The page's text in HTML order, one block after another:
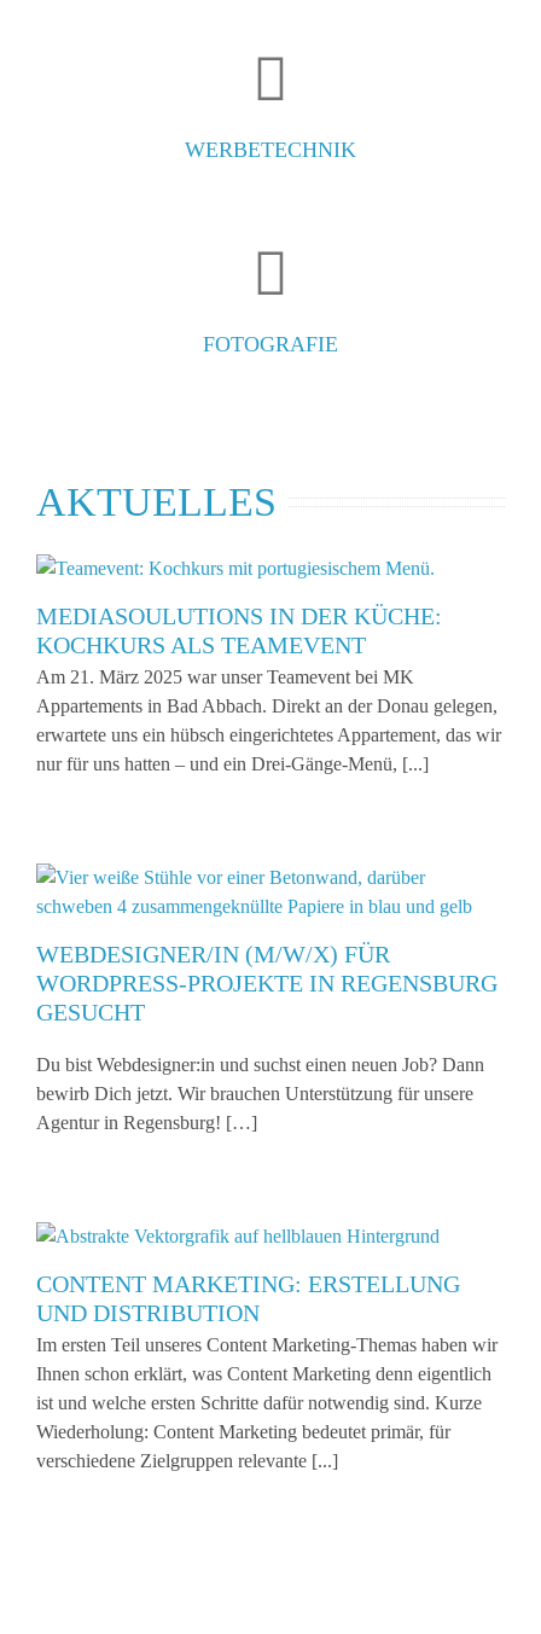
WERBETECHNIK
FOTOGRAFIE
AKTUELLES
MEDIASOULUTIONS IN DER KÜCHE:
KOCHKURS ALS TEAMEVENT
Am 21. März 2025 war unser Teamevent bei MK
Appartements in Bad Abbach. Direkt an der Donau gelegen,
erwartete uns ein hübsch eingerichtetes Appartement, das wir
nur für uns hatten – und ein Drei-Gänge-Menü, [...]
WEBDESIGNER/IN (M/W/X) FÜR
WORDPRESS-PROJEKTE IN REGENSBURG
GESUCHT
Du bist Webdesigner:in und suchst einen neuen Job? Dann
bewirb Dich jetzt. Wir brauchen Unterstützung für unsere
Agentur in Regensburg! […]
CONTENT MARKETING: ERSTELLUNG
UND DISTRIBUTION
Im ersten Teil unseres Content Marketing-Themas haben wir
Ihnen schon erklärt, was Content Marketing denn eigentlich
ist und welche ersten Schritte dafür notwendig sind. Kurze
Wiederholung: Content Marketing bedeutet primär, für
verschiedene Zielgruppen relevante [...]